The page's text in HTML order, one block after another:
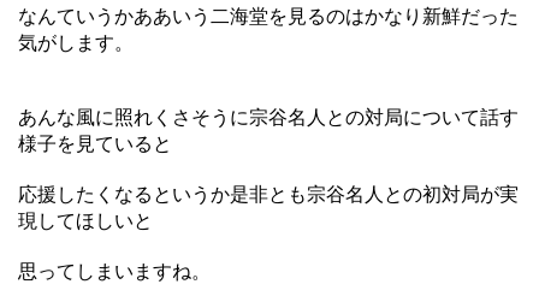
なんていうかああいう二海堂を見るのはかなり新鮮だった
気がします。
あんな風に照れくさそうに宗谷名人との対局について話す
様子を見ていると
応援したくなるというか是非とも宗谷名人との初対局が実
現してほしいと
思ってしまいますね。